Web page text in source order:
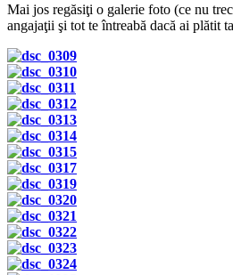
Mai jos regăsiţi o galerie foto (ce nu
angajaţii şi tot te întreabă dacă ai plătit